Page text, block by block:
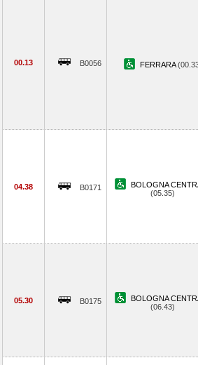
00.13 B0056 FERRARA
04.38 B0171
BOLOGNA
(05.35)
05.30 B0175
BOLOGNA
(06.43)